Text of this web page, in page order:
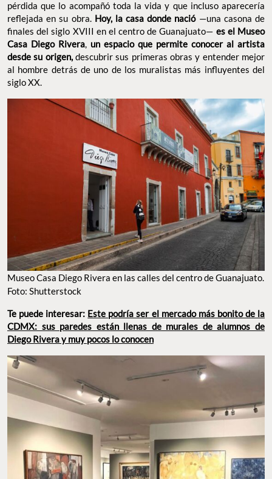
pérdida que lo acompañó toda la vida y que incluso aparecería
reflejada en su obra. Hoy, la casa donde nació—una casona de
finales del siglo XVIII en el centro de Guanajuato— es el Museo
Casa Diego Rivera, un espacio que permite conocer al artista
desde su origen,descubrir sus primeras obras y entender mejor
al hombre detrás de uno de los muralistas más influyentes del
siglo XX.
Museo Casa Diego Rivera en las calles del centro de Guanajuato.
Foto: Shutterstock
Te puede interesar: Este podría ser el mercado más bonito de la
CDMX: sus paredes están llenas de murales de alumnos de
Diego Rivera y muy pocos lo conocen